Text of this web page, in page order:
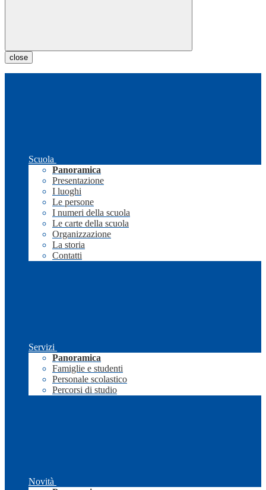
close
Scuola
Panoramica
Presentazione
I luoghi
Le persone
I numeri della scuola
Le carte della scuola
Organizzazione
La storia
Contatti
Servizi
Panoramica
Famiglie e studenti
Personale scolastico
Percorsi di studio
Novità